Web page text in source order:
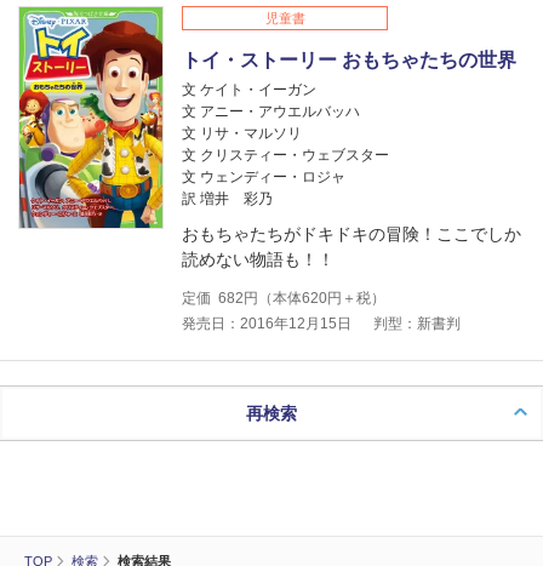
TOP 検索 検索結果
児童書
トイ・ストーリー おもちゃたちの世界
文 ケイト・イーガン
文 アニー・アウエルバッハ
文 リサ・マルソリ
文 クリスティー・ウェブスター
文 ウェンディー・ロジャ
訳 増井 彩乃
おもちゃたちがドキドキの冒険！ここでしか
読めない物語も！！
定価 682 円（本体620円＋税）
発売日：2016年12月15日
判型：新書判
再検索